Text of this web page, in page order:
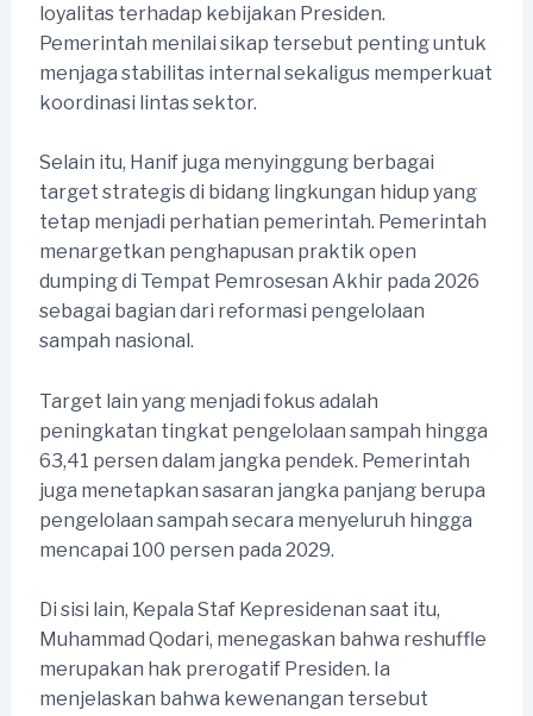
loyalitas terhadap kebijakan Presiden.
Pemerintah menilai sikap tersebut penting untuk
menjaga stabilitas internal sekaligus memperkuat
koordinasi lintas sektor.
Selain itu, Hanif juga menyinggung berbagai
target strategis di bidang lingkungan hidup yang
tetap menjadi perhatian pemerintah. Pemerintah
menargetkan penghapusan praktik open
dumping di Tempat Pemrosesan Akhir pada 2026
sebagai bagian dari reformasi pengelolaan
sampah nasional.
Target lain yang menjadi fokus adalah
peningkatan tingkat pengelolaan sampah hingga
63,41 persen dalam jangka pendek. Pemerintah
juga menetapkan sasaran jangka panjang berupa
pengelolaan sampah secara menyeluruh hingga
mencapai 100 persen pada 2029.
Di sisi lain, Kepala Staf Kepresidenan saat itu,
Muhammad Qodari, menegaskan bahwa reshuffle
merupakan hak prerogatif Presiden. Ia
menjelaskan bahwa kewenangan tersebut